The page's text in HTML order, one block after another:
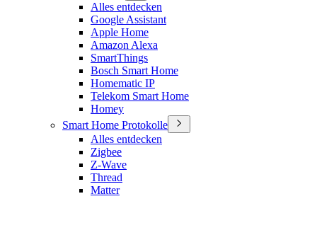
Alles entdecken
Google Assistant
Apple Home
Amazon Alexa
SmartThings
Bosch Smart Home
Homematic IP
Telekom Smart Home
Homey
Smart Home Protokolle
Alles entdecken
Zigbee
Z-Wave
Thread
Matter